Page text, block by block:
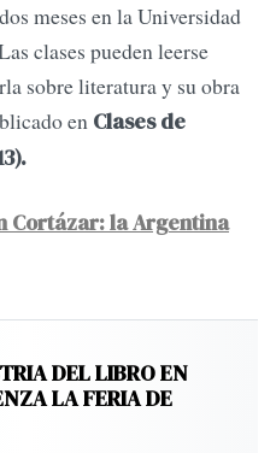
meses en la Universidad
clases pueden leerse
sobre literatura y su obra
en Clases de
Cortázar: la Argentina
DEL LIBRO EN
LA FERIA DE